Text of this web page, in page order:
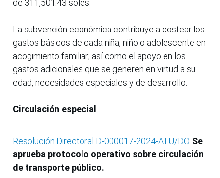
de 311,501.43 soles.
La subvención económica contribuye a costear los
gastos básicos de cada niña, niño o adolescente en
acogimiento familiar; así como el apoyo en los
gastos adicionales que se generen en virtud a su
edad, necesidades especiales y de desarrollo.
Circulación especial
Resolución Directoral D-000017-2024-ATU/DO Se
aprueba protocolo operativo sobre circulación
de transporte público.